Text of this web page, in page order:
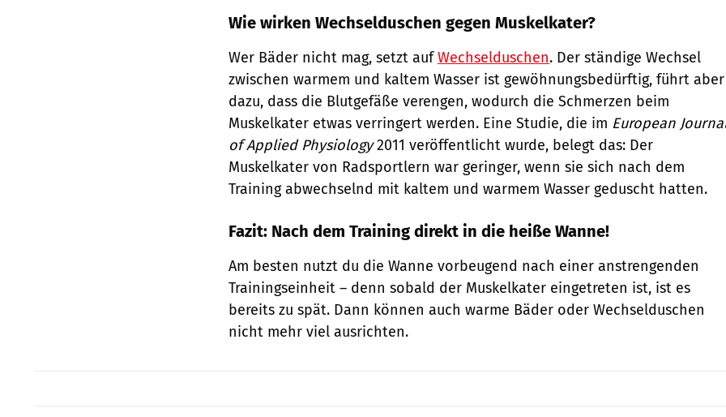
Wie wirken Wechselduschen gegen Muskelkater?
Wer Bäder nicht mag, setzt aufWechselduschen. Der ständige Wechsel
zwischen warmem und kaltem Wasser ist gewöhnungsbedürftig, führt aber
dazu, dass die Blutgefäße verengen, wodurch die Schmerzen beim
Muskelkater etwas verringert werden. Eine Studie, die im European
of Applied Physiology2011 veröffentlicht wurde, belegt das: Der
Muskelkater von Radsportlern war geringer, wenn sie sich nach dem
Training abwechselnd mit kaltem und warmem Wasser geduscht hatten.
Fazit: Nach dem Training direkt in die heiße Wanne!
Am besten nutzt du die Wanne vorbeugend nach einer anstrengenden
Trainingseinheit – denn sobald der Muskelkater eingetreten ist, ist es
bereits zu spät. Dann können auch warme Bäder oder Wechselduschen
nicht mehr viel ausrichten.